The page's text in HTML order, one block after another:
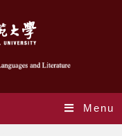
Menu